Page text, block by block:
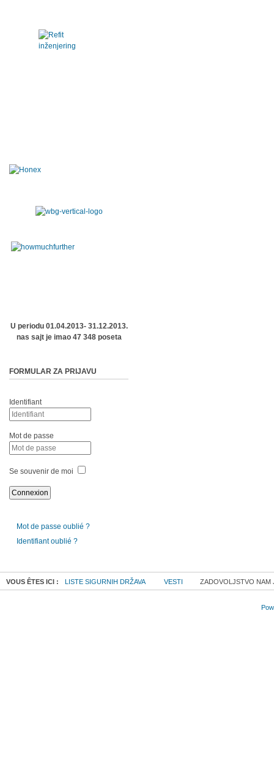
U periodu 01.04.2013- 31.12.2013.
nas sajt je imao 47 348 poseta
FORMULAR ZA PRIJAVU
Identifiant
Mot de passe
Se souvenir de moi
Mot de passe oublié ?
Identifiant oublié ?
VOUS ÊTES ICI : LISTE SIGURNIH DRŽAVA VESTI ZADOVOLJSTVO NAM